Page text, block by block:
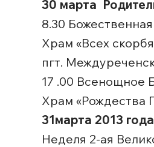
30 марта
8.30
Храм «Всех
пгт.
17 .00 Всенощное
Храм «Рождества
31марта 2013 года
Неделя 2-ая